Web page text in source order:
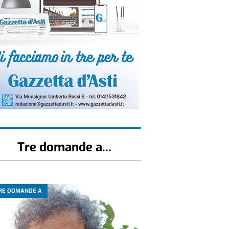
Tre domande a...
DOMANDE A